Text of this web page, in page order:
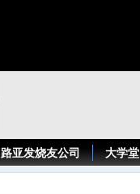
路亚发烧友公司 大学堂